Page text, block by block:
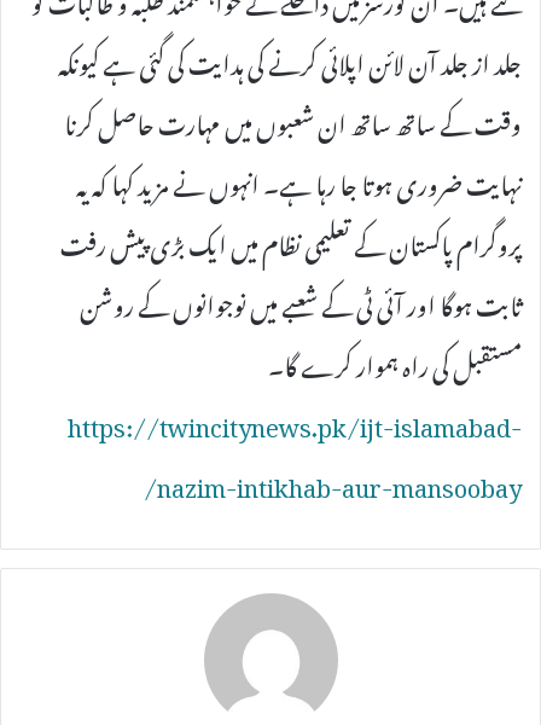
جلد از جلد آن لائن اپلائی کرنے کی ہدایت کی گئی ہے کیونکہ
وقت کے ساتھ ساتھ ان شعبوں میں مہارت حاصل کرنا
نہایت ضروری ہوتا جا رہا ہے۔ انہوں نے مزید کہا کہ یہ
پروگرام پاکستان کے تعلیمی نظام میں ایک بڑی پیش رفت
ثابت ہوگا اور آئی ٹی کے شعبے میں نوجوانوں کے روشن
مستقبل کی راہ ہموار کرے گا۔
https://twincitynews.pk/ijt-islamabad-
nazim-intikhab-aur-mansoobay/